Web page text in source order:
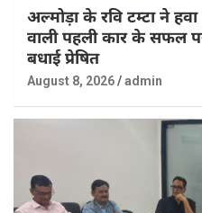
अल्मोड़ा के रवि टम्टा ने
वाली पहली कार के सफल
बधाई प्रेषित
August 8, 2026 admin